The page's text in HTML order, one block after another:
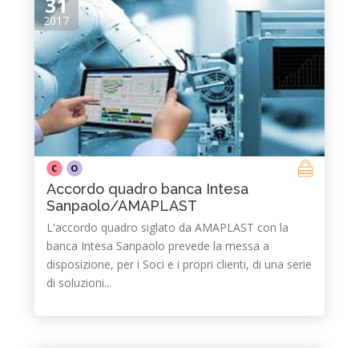
2017
C O
Accordo quadro banca Intesa
Sanpaolo/AMAPLAST
L'accordo quadro siglato da AMAPLAST con la
banca Intesa Sanpaolo prevede la messa a
disposizione, per i Soci e i propri clienti, di una serie
di soluzioni...